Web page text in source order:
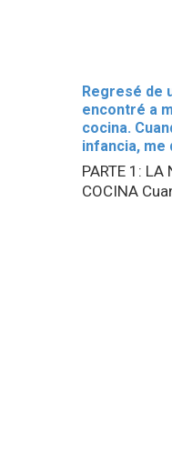
Regresé de
encontré a
cocina.
infancia, me
PARTE 1: LA
COCINA